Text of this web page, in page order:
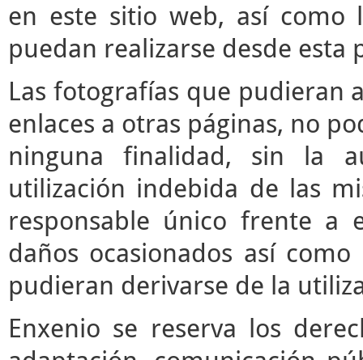
en este sitio web, así como
puedan realizarse desde esta
Las fotografías que pudieran
enlaces a otras páginas, no
ninguna finalidad, sin la
utilización indebida de las
responsable único frente a
daños ocasionados así
pudieran derivarse de la
Enxenio se reserva los